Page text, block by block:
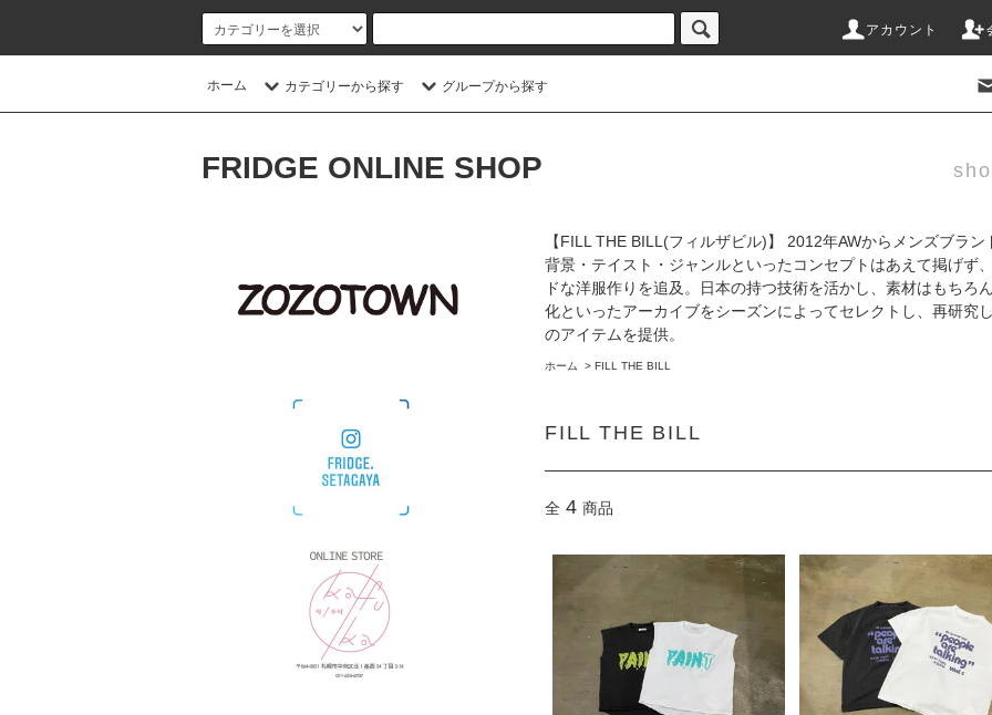
アカウント
ホーム カテゴリーから探す グループから探す
FRIDGE ONLINE SHOP
【FILL THE BILL(フィルザビル)】 2012年AWからメンズブラ
背景・テイスト・ジャンルといったコンセプトはあえて掲げず
ドな洋服作りを追及。日本の持つ技術を活かし、素材はもちろ
化といったアーカイブをシーズンによってセレクトし、再研究
のアイテムを提供。
ホーム > FILL THE BILL
FILL THE BILL
全 4 商品